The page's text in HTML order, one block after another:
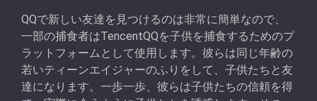
QQで新しい友達を見つけるのは非常に簡単なので、
一部の捕食者はTencentQQを子供を捕食するためのプ
ラットフォームとして使用します。彼らは同じ年齢の
若いティーンエイジャーのふりをして、子供たちと友
達になります。一歩一歩、彼らは子供たちの信頼を得